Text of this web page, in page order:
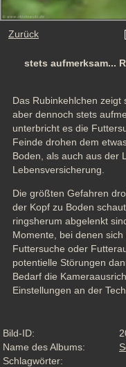
Zurück
stets aufmerksam...
Das Rubinkehlchen zeigt
aber dennoch stets
unterbricht es die
Feinde drohen dem
Boden, als auch aus der
Lebensversicherung.
Die größten Gefahren
der Kopf zu Boden
ringsherum abgelenkt
Momente, bei denen
Futtersuche oder
potentielle Störungen
Bedarf die
Einstellungen an der
Bild-ID:
Name des Albums:
Schlagwörter: